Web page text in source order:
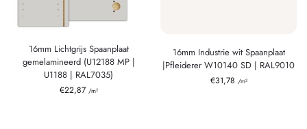
16mm Lichtgrijs Spaanplaat
gemelamineerd (U12188 MP |
U1188 | RAL7035)
€22,87 /m²
16mm Industrie wit Spaanplaat
|Pfleiderer W10140 SD | RAL9010
€31,78 /m²